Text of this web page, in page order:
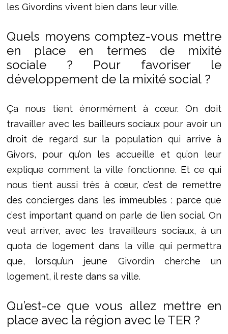
les Givordins vivent bien dans leur ville.
Quels moyens comptez-vous mettre
en place en termes de mixité
sociale ? Pour favoriser le
développement de la mixité social ?
Ça nous tient énormément à cœur. On doit
travailler avec les bailleurs sociaux pour avoir un
droit de regard sur la population qui arrive à
Givors, pour qu’on les accueille et qu’on leur
explique comment la ville fonctionne. Et ce qui
nous tient aussi très à cœur, c’est de remettre
des concierges dans les immeubles : parce que
c’est important quand on parle de lien social. On
veut arriver, avec les travailleurs sociaux, à un
quota de logement dans la ville qui permettra
que, lorsqu’un jeune Givordin cherche un
logement, il reste dans sa ville.
Qu’est-ce que vous allez mettre en
place avec la région avec le TER ?